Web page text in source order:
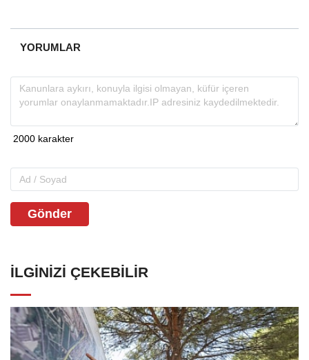
YORUMLAR
Gönder
İLGINIZI ÇEKEBILIR